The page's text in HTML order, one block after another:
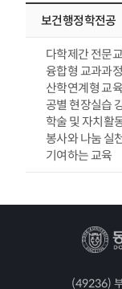
보건행정학전공
다학제간 전문
융합형 교과과
산학연계형 교
공별 현장실습
학술 및 자치활
봉사와 나눔 실
기여하는 교육
(49236)